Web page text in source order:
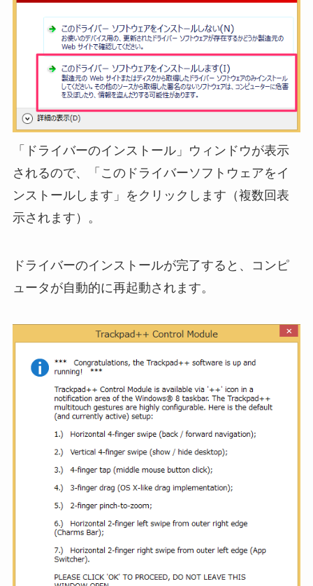
「ドライバーのインストール」ウィンドウが表示
されるので、「このドライバーソフトウェアをイ
ンストールします」をクリックします（複数回表
示されます）。
ドライバーのインストールが完了すると、コンピ
ュータが自動的に再起動されます。